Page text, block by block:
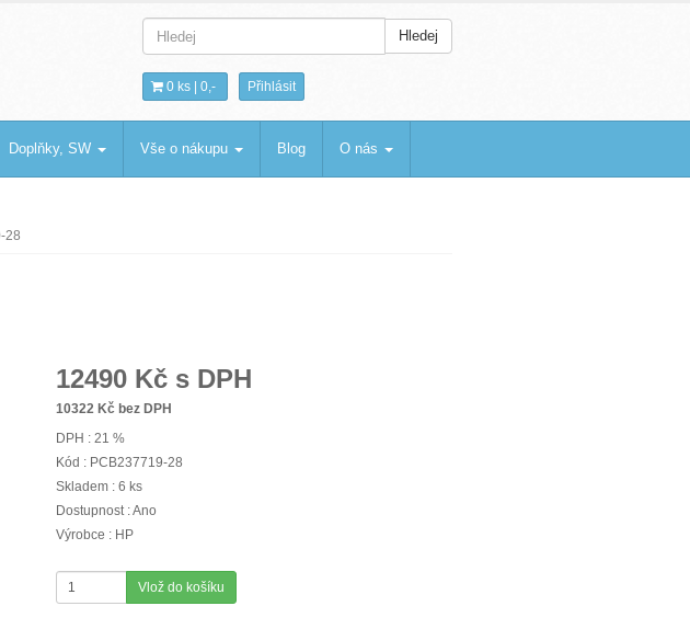
Hledej
0 ks | 0,- Přihlásit
Doplňky, SW Vše o nákupu Blog O nás
28
12490 Kč s DPH
10322 Kč bez DPH
DPH : 21 %
Kód : PCB237719-28
Skladem : 6 ks
Dostupnost : Ano
Výrobce : HP
Vlož do košíku